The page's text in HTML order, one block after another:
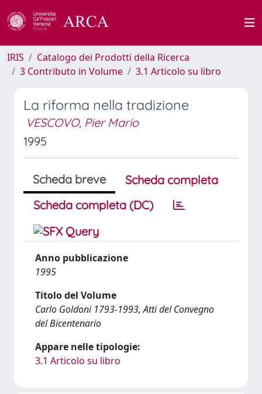
IRIS
Catalogo dei Prodotti della Ricerca
3 Contributo in Volume
3.1 Articolo su libro
La riforma nella tradizione
VESCOVO, Pier Mario
1995
Scheda breve
Scheda completa
Scheda completa (DC)
Anno pubblicazione
1995
Titolo del Volume
Carlo Goldoni 1793-1993, Atti del Convegno
del Bicentenario
Appare nelle tipologie:
3.1 Articolo su libro